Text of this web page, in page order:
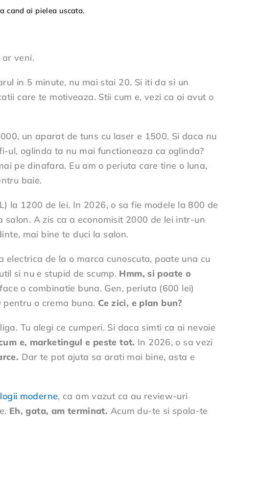
cand ai pielea uscata.
veni.
in 5 minute, nu mai stai 20. Si iti da si un
care te motiveaza. Stii cum e, vezi ca ai avut o
un aparat de tuns cu laser e 1500. Si daca nu
ul, oglinda ta nu mai functioneaza ca oglinda?
pe dinafara. Eu am o periuta care tine o luna,
baie.
la 1200 de lei. In 2026, o sa fie modele la 800 de
A zis ca a economisit 2000 de lei intr-un
mai bine te duci la salon.
electrica de la o marca cunoscuta, poate una cu
si nu e stupid de scump. Hmm, si poate o
o combinatie buna. Gen, periuta (600 lei)
o crema buna. Ce zici, e plan bun?
Tu alegi ce cumperi. Si daca simti ca ai nevoie
e, marketingul e peste tot. In 2026, o sa vezi
Dar te pot ajuta sa arati mai bine, asta e
moderne, ca am vazut ca au review-uri
Eh, gata, am terminat. Acum du-te si spala-te